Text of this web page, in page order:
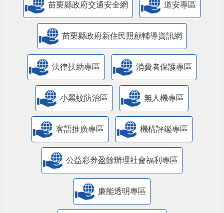
苗栗縣政府交通安全網 道安專區
苗栗縣政府新住民照顧輔導資訊網
法律扶助專區 消費者保護專區
小黑蚊防治區 無人機專區
客語推廣專區 機構評鑑專區
公益彩券盈餘辦理社會福利專區
廉能透明專區